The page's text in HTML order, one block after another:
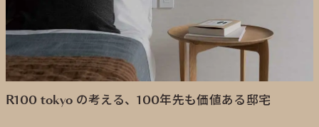
R100 tokyo の考える、100年先も価値ある邸宅